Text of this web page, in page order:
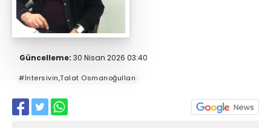
Güncelleme: 30 Nisan 2026 03:40
#İntersivin,Talat Osmanoğulları